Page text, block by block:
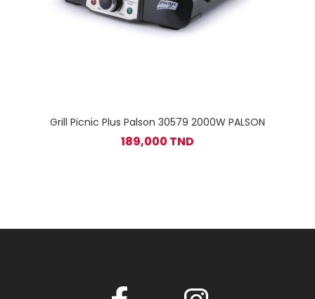
Grill Picnic Plus Palson 30579 2000W PALSON
189,000 TND